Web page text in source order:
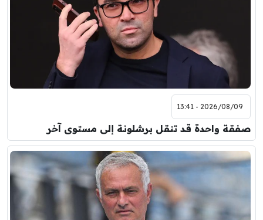
2026/08/09 - 13:41
صفقة واحدة قد تنقل برشلونة إلى مستوى آخر